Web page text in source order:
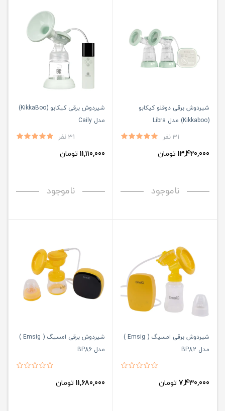
شیردوش برقی دوقلو کیکابو
(Kikkaboo) مدل Libra
31 نفر
13,420,000 تومان
ناموجود
شیردوش برقی کیکابو (KikkaBoo)
مدل Caily
31 نفر
11,110,000 تومان
ناموجود
شیردوش برقی امسیگ ( Emsig )
مدل BP82
7,430,000 تومان
شیردوش برقی امسیگ ( Emsig )
مدل BP86
11,680,000 تومان